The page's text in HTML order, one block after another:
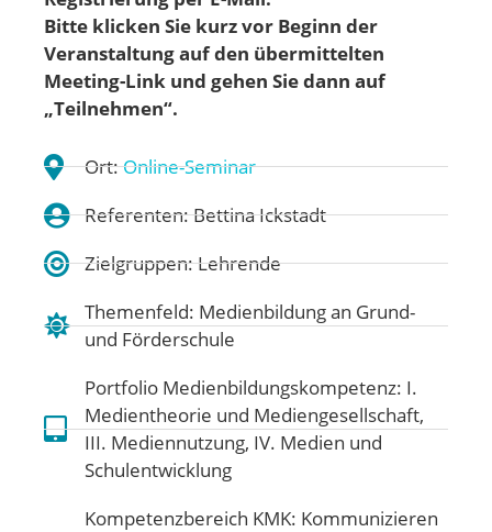
Bitte klicken Sie kurz vor Beginn der
Veranstaltung auf den übermittelten
Meeting-Link und gehen Sie dann auf
„Teilnehmen“.
Ort:Online-Seminar
Referenten: Bettina Ickstadt
Zielgruppen: Lehrende
Themenfeld: Medienbildung an Grund-
und Förderschule
Portfolio Medienbildungskompetenz: I.
Medientheorie und Mediengesellschaft,
III. Mediennutzung, IV. Medien und
Schulentwicklung
Kompetenzbereich KMK: Kommunizieren